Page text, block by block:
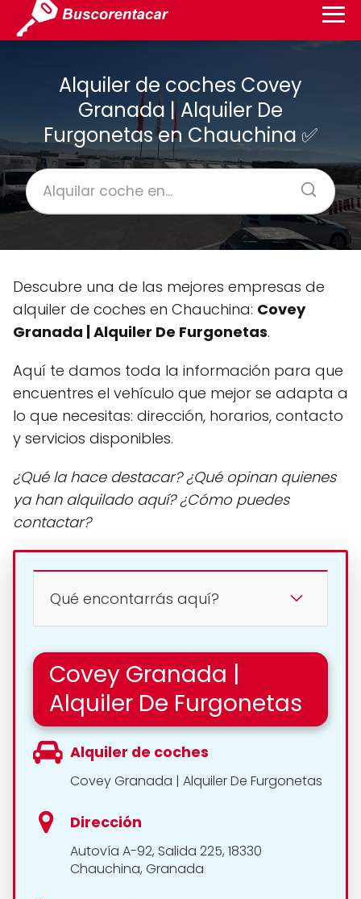
Alquiler de coches Covey
Granada | Alquiler De
Furgonetas en Chauchina ✅
Descubre una de las mejores empresas de
alquiler de coches en Chauchina: Covey
Granada | Alquiler De Furgonetas.
Aquí te damos toda la información para que
encuentres el vehículo que mejor se adapta a
lo que necesitas: dirección, horarios, contacto
y servicios disponibles.
¿Qué la hace destacar? ¿Qué opinan quienes
ya han alquilado aquí? ¿Cómo puedes
contactar?
Qué encontarrás aquí?
Covey Granada |
Alquiler De Furgonetas
Alquiler de coches
Covey Granada | Alquiler De Furgonetas
Dirección
Autovía A-92, Salida 225, 18330
Chauchina, Granada